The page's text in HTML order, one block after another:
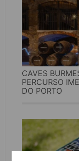
CAVES
PERCURSO
DO PORTO